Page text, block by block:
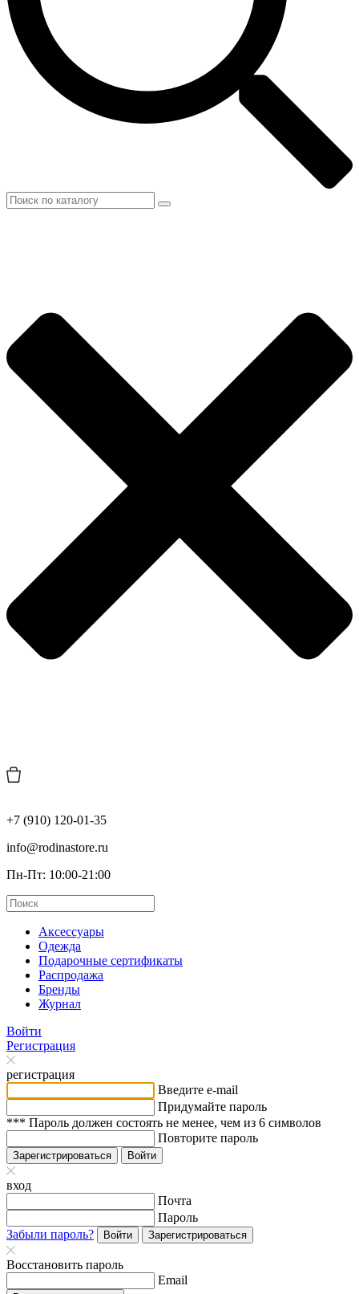
+7 (910) 120-01-35
info@rodinastore.ru
Пн-Пт: 10:00-21:00
Аксессуары
Одежда
Подарочные сертификаты
Распродажа
Бренды
Журнал
Войти
Регистрация
регистрация
Введите e-mail
Придумайте пароль
*** Пароль должен состоять не менее, чем из 6 символов
Повторите пароль
Зарегистрироваться Войти
вход
Почта
Пароль
Забыли пароль?
Войти Зарегистрироваться
Восстановить пароль
Email